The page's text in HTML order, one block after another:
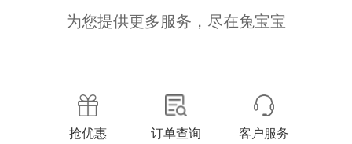
为您提供更多服务，尽在兔宝宝
抢优惠 订单查询 客户服务